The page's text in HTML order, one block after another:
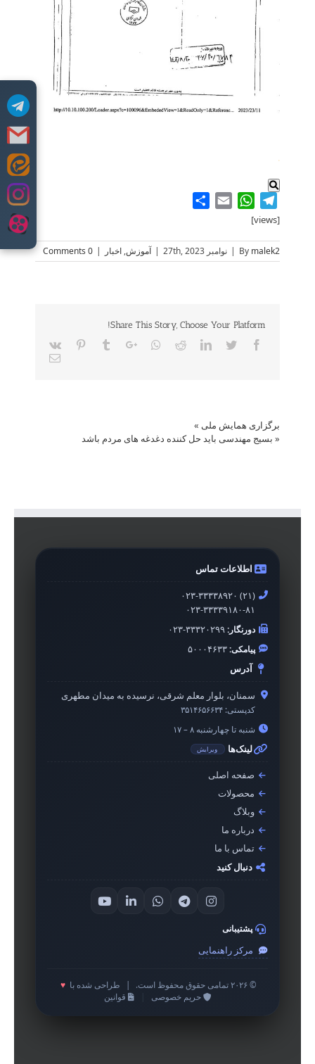
.
Telegram
WhatsApp
Email
[views]
By malek2
| نوامبر 27th, 2023 | آموزش, اخبار |
0 Comments
Share This Story, Choose Your Platform!
Facebook
Twitter
LinkedIn
Reddit
Whatsapp
Google+
Tumblr
Pinterest
Vk
Email
برگزاری همایش ملی »
« بسیج مهندسی باید حل کننده دغدغه های مردم باشد
اطلاعات تماس
۰۲۳-۳۳۳۳۸۹۲۰ (۲۱)
۰۲۳-۳۳۳۳۹۱۸۰-۸۱
دورنگار:۰۲۳-۳۳۳۲۰۲۹۹
پیامکی:۵۰۰۰۴۶۳۳
آدرس
سمنان، بلوار معلم شرقی، نرسیده به میدان مطهری
کدپستی: ۳۵۱۴۶۵۶۶۳۴
شنبه تا چهارشنبه ۸ – ۱۷
لینک‌ها ویرایش
صفحه اصلی
محصولات
وبلاگ
درباره ما
تماس با ما
دنبال کنید
پشتیبانی
مرکز راهنمایی
© ۲۰۲۶ تمامی حقوق محفوظ است. طراحی شده با ♥
حریم خصوصی
قوانین